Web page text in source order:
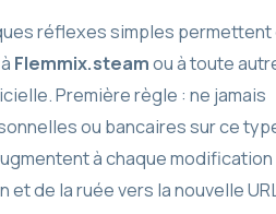
réflexes simples permettent
Flemmix.steamou à toute
Première règle : ne jamais
ou bancaires sur ce
à chaque modification
de la ruée vers la nouvelle